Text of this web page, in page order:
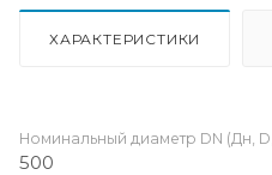
ХАРАКТЕРИСТИКИ
Номинальный диаметр DN (Дн,
500